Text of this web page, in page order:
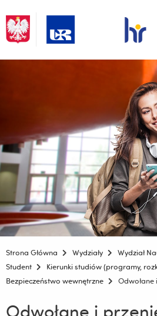
Strona Główna Wydziały
Wydział
Student
Kierunki studiów (programy,
Bezpieczeństwo wewnętrzne
Odwołane
Odwołane i